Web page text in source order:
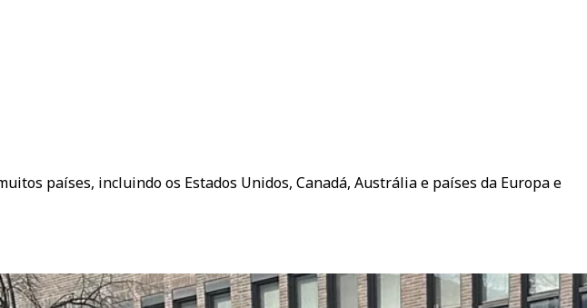
países, incluindo os Estados Unidos, Canadá, Austrália e países da Europa e